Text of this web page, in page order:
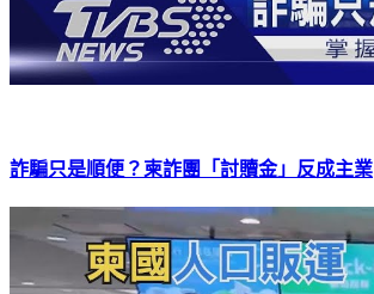
詐騙只是順便？柬詐團「討贖金」反成主業